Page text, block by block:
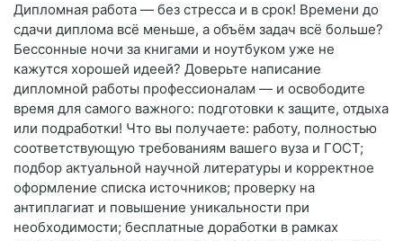
Дипломная работа — без стресса и в срок! Времени до
сдачи диплома всё меньше, а объём задач всё больше?
Бессонные ночи за книгами и ноутбуком уже не
кажутся хорошей идеей? Доверьте написание
дипломной работы профессионалам — и освободите
время для самого важного: подготовки к защите, отдыха
или подработки! Что вы получаете: работу, полностью
соответствующую требованиям вашего вуза и ГОСТ;
подбор актуальной научной литературы и корректное
оформление списка источников; проверку на
антиплагиат и повышение уникальности при
необходимости; бесплатные доработки в рамках